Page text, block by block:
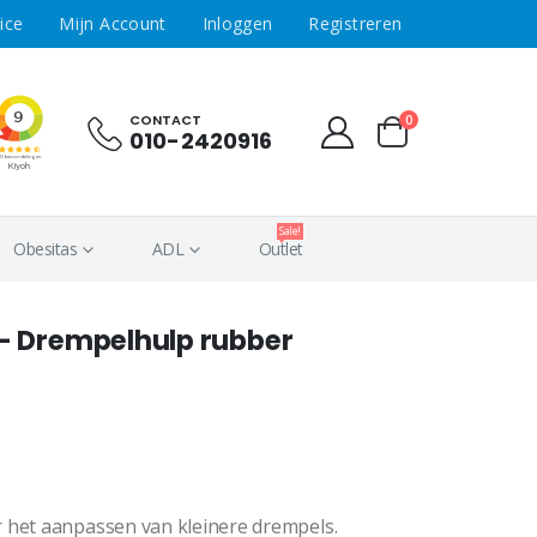
Mijn Account Inloggen Registreren
CONTACT
010-2420916
0
Obesitas ADL Outlet
Sale!
Drempelhulp rubber
aanpassen van kleinere drempels.